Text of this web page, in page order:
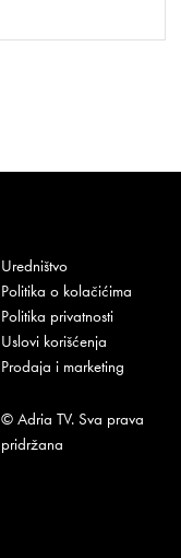
Uredništvo
Politika o kolačićima
Politika privatnosti
Uslovi korišćenja
Prodaja i marketing
© Adria TV. Sva prava
pridržana